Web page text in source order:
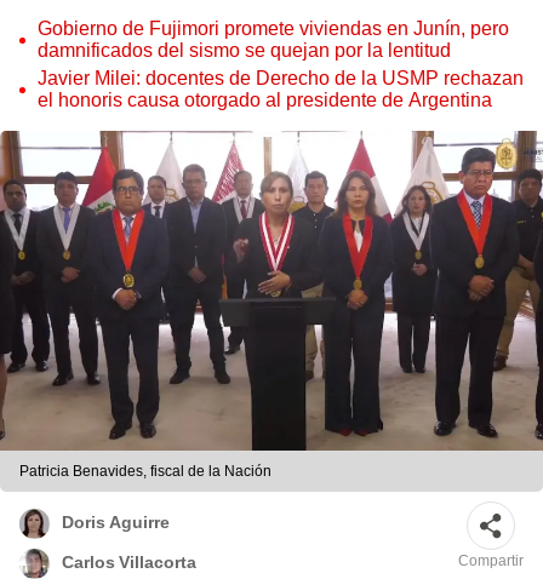
Gobierno de Fujimori promete viviendas en Junín, pero
damnificados del sismo se quejan por la lentitud
Javier Milei: docentes de Derecho de la USMP rechazan
el honoris causa otorgado al presidente de Argentina
Patricia Benavides, fiscal de la Nación
Doris Aguirre
Carlos Villacorta Compartir